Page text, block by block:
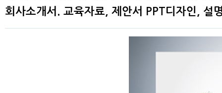
회사소개서. 교육자료, 제안서 PPT디자인, 설